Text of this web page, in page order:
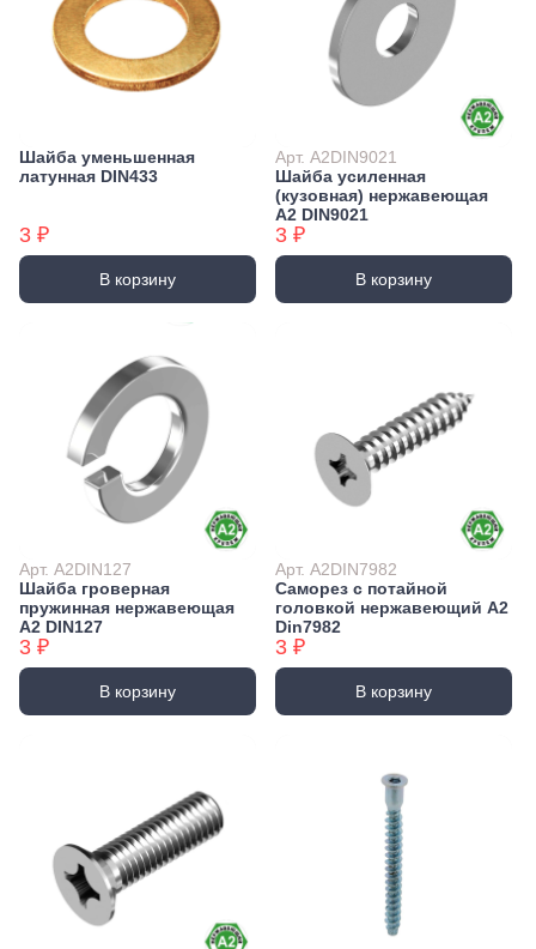
Шайба уменьшенная
латунная DIN433
3 ₽
В корзину
Арт. А2DIN9021
Шайба усиленная
(кузовная) нержавеющая
А2 DIN9021
3 ₽
В корзину
Арт. А2DIN127
Шайба гроверная
пружинная нержавеющая
А2 DIN127
3 ₽
В корзину
Арт. А2DIN7982
Саморез с потайной
головкой нержавеющий А2
Din7982
3 ₽
В корзину